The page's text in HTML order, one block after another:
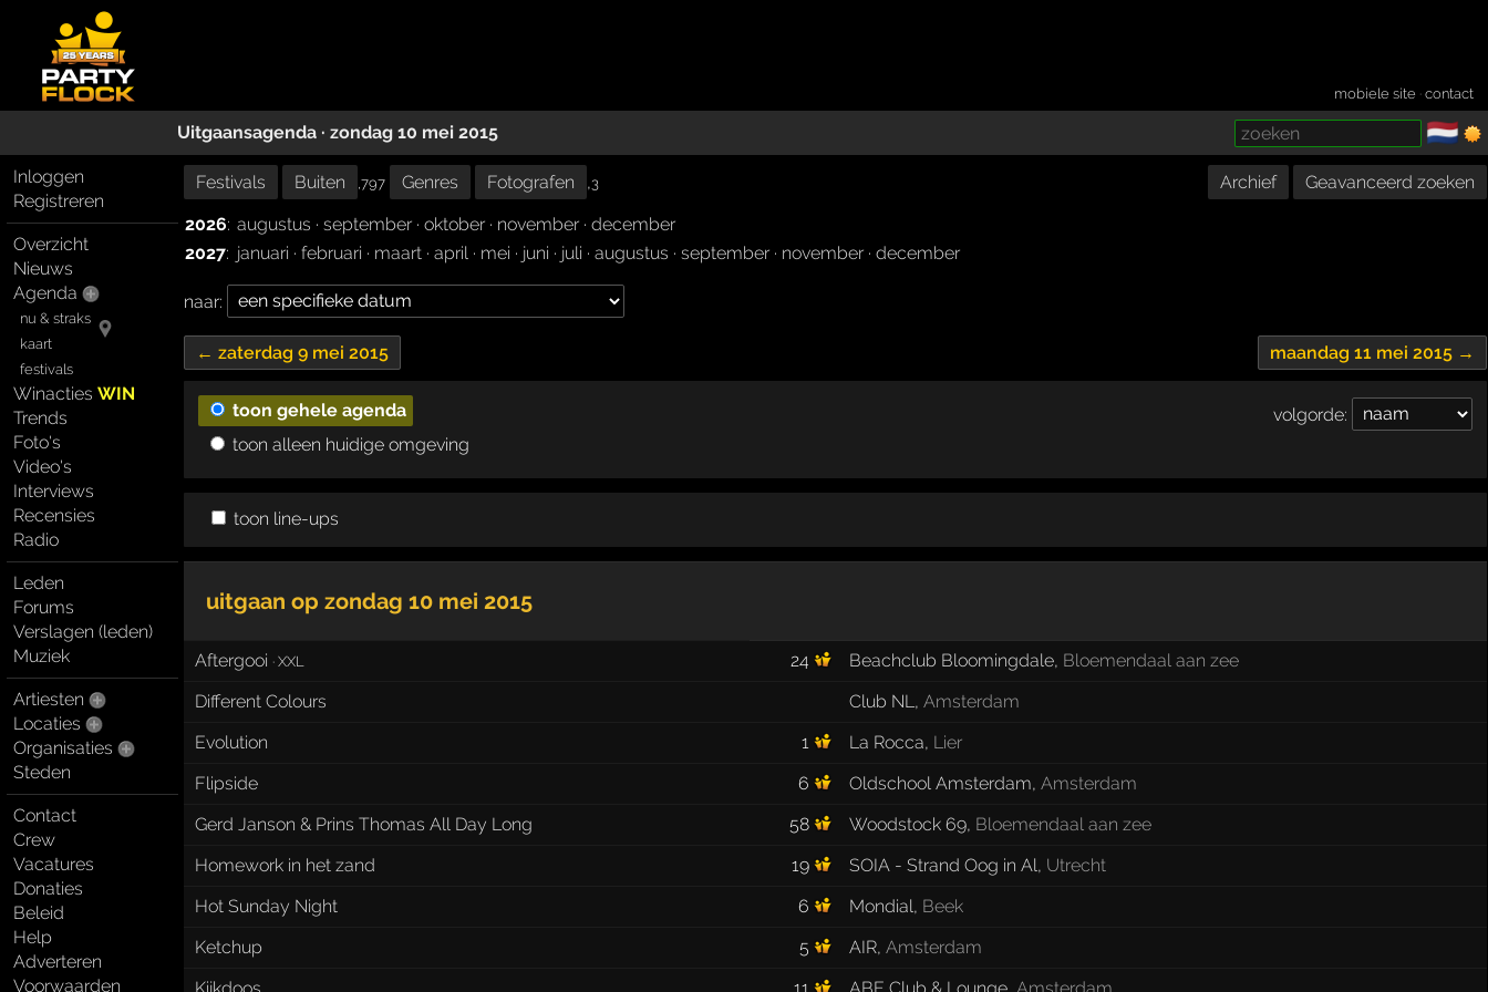
mobiele site ·contact
Uitgaansagenda · zondag 10 mei 2015 🇳🇱
Inloggen
Registreren
Overzicht
Nieuws
Agenda
nu & straks
kaart
festivals
WinactiesWIN
Trends
Foto's
Video's
Interviews
Recensies
Radio
Leden
Forums
Verslagen (leden)
Muziek
Artiesten
Locaties
Organisaties
Steden
Contact
Crew
Vacatures
Donaties
Beleid
Help
Adverteren
Voorwaarden
Festivals Buiten ,797 Genres Fotografen ,3 Archief
Geavanceerd zoeken
2026: augustus · september · oktober · november · december
2027: januari · februari · maart · april · mei · juni · juli · augustus · september · november · december
naar:
← zaterdag 9 mei 2015 maandag 11 mei 2015 →
volgorde:
toon gehele agenda
toon alleen huidige omgeving
toon line-ups
uitgaan op zondag 10 mei 2015
Aftergooi ·XXL 24 Beachclub Bloomingdale, Bloemendaal aan zee
Different Colours
Club NL, Amsterdam
Evolution
1 La Rocca, Lier
Flipside
6 Oldschool Amsterdam, Amsterdam
Gerd Janson & Prins Thomas All Day Long
58 Woodstock 69, Bloemendaal aan zee
Homework in het zand
19 SOIA - Strand Oog in Al, Utrecht
Hot Sunday Night
6 Mondial, Beek
Ketchup
5 AIR, Amsterdam